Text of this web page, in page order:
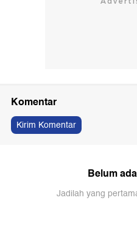
Komentar
Kirim Komentar
Belum
Jadilah yang